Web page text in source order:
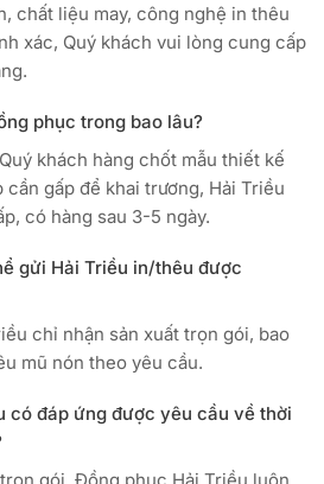
chất liệu may, công nghệ in thêu
xác, Quý khách vui lòng cung cấp
phục trong bao lâu?
khách hàng chốt mẫu thiết kế
gấp để khai trương, Hải Triều
có hàng sau 3-5 ngày.
gửi Hải Triều in/thêu được
chỉ nhận sản xuất trọn gói, bao
mũ nón theo yêu cầu.
có đáp ứng được yêu cầu về thời